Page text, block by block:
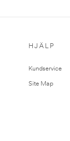
HJÄLP
Kundservice
Site Map